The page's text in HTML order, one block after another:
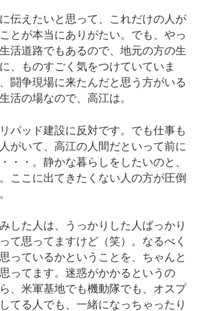
伝えたいと思って、これだけの人が
とが本当にありがたい。でも、やっ
活道路でもあるので、地元の方の生
、ものすごく気をつけていていま
闘争現場に来たんだと思う方がいる
活の場なので、高江は。
パッド建設に反対です。でも仕事も
がいて、高江の人間だといって前に
・・。静かな暮らしをしたいのと、
ここに出てきたくない人の方が圧倒
した人は、うっかりした人ばっかり
て思ってますけど（笑）。なるべく
っているかということを、ちゃんと
ってます。迷惑がかかるというの
、米軍基地でも機動隊でも、オスプ
てる人でも、一緒になっちゃったり